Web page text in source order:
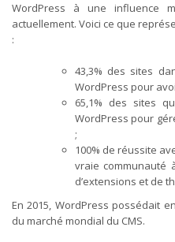
WordPress à une influence
actuellement. Voici ce que
:
43,3% des sites
WordPress pour
65,1% des sites
WordPress pour
;
100% de réussite
vraie communauté
d’extensions et de
En 2015, WordPress possédait
du marché mondial du CMS.